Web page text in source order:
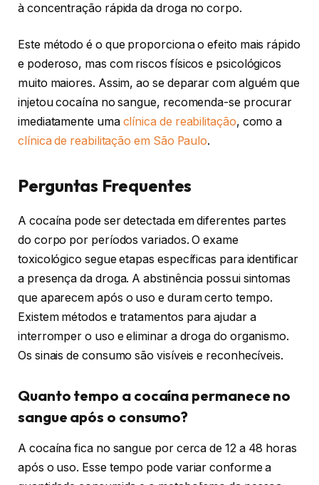
à concentração rápida da droga no corpo.
Este método é o que proporciona o efeito mais rápido
e poderoso, mas com riscos físicos e psicológicos
muito maiores. Assim, ao se deparar com alguém que
injetou cocaína no sangue, recomenda-se procurar
imediatamente uma clínica de reabilitação, como a
clínica de reabilitação em São Paulo.
Perguntas Frequentes
A cocaína pode ser detectada em diferentes partes
do corpo por períodos variados. O exame
toxicológico segue etapas específicas para identificar
a presença da droga. A abstinência possui sintomas
que aparecem após o uso e duram certo tempo.
Existem métodos e tratamentos para ajudar a
interromper o uso e eliminar a droga do organismo.
Os sinais de consumo são visíveis e reconhecíveis.
Quanto tempo a cocaína permanece no
sangue após o consumo?
A cocaína fica no sangue por cerca de 12 a 48 horas
após o uso. Esse tempo pode variar conforme a